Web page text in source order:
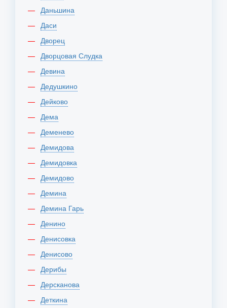
Даньшина
Даси
Дворец
Дворцовая Слудка
Девина
Дедушкино
Дейково
Дема
Деменево
Демидова
Демидовка
Демидово
Демина
Демина Гарь
Денино
Денисовка
Денисово
Дерибы
Дерсканова
Деткина